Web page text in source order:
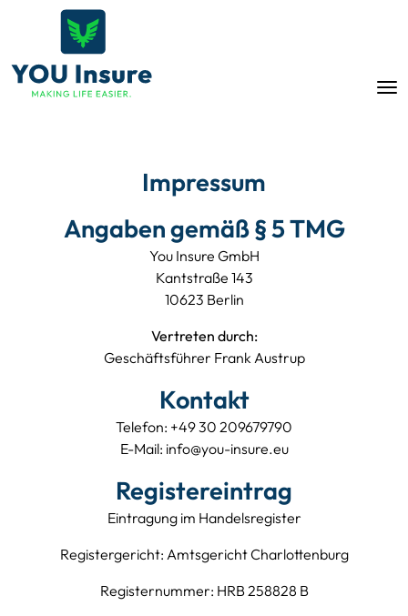
Impressum
Angaben gemäß § 5 TMG
You Insure GmbH
Kantstraße 143
10623 Berlin
Vertreten durch:
Geschäftsführer Frank Austrup
Kontakt
Telefon: +49 30 209679790
E-Mail: info@you-insure.eu
Registereintrag
Eintragung im Handelsregister
Registergericht: Amtsgericht Charlottenburg
Registernummer: HRB 258828 B